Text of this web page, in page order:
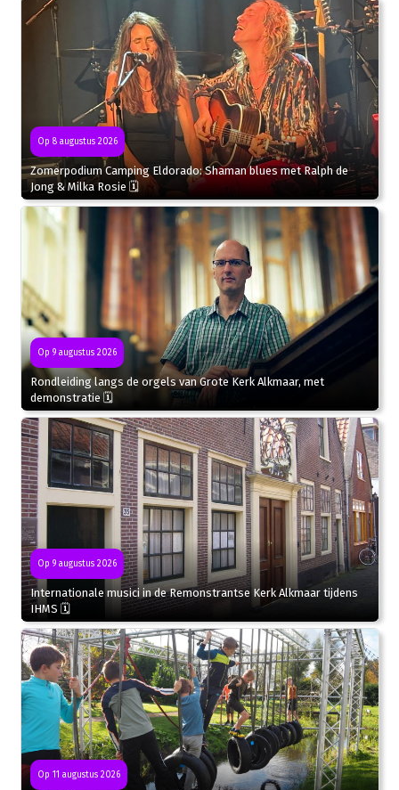
Op 8 augustus 2026
Zomerpodium Camping Eldorado: Shaman blues met Ralph de
Jong & Milka Rosie 🗓
Op 9 augustus 2026
Rondleiding langs de orgels van Grote Kerk Alkmaar, met
demonstratie 🗓
Op 9 augustus 2026
Internationale musici in de Remonstrantse Kerk Alkmaar tijdens
IHMS 🗓
Op 11 augustus 2026